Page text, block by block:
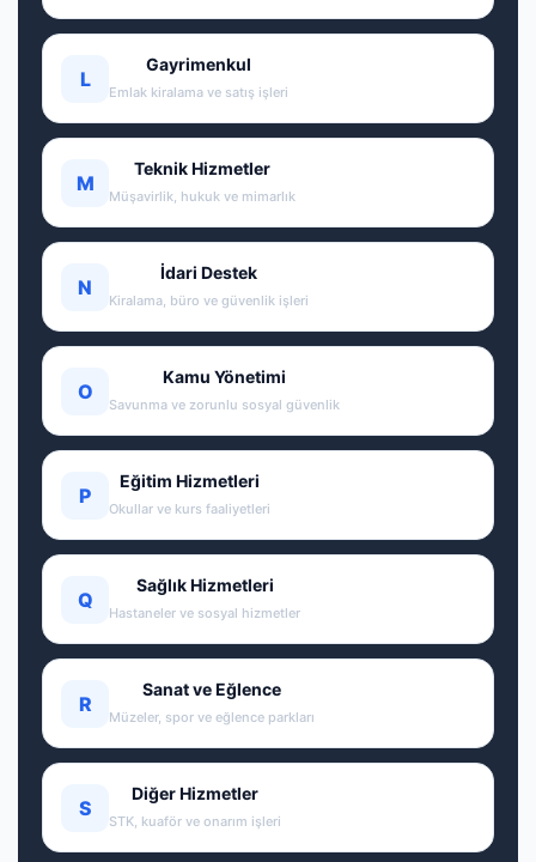
L
Gayrimenkul
Emlak kiralama ve satış işleri
M
Teknik Hizmetler
Müşavirlik, hukuk ve mimarlık
N
İdari Destek
Kiralama, büro ve güvenlik işleri
O
Kamu Yönetimi
Savunma ve zorunlu sosyal güvenlik
P
Eğitim Hizmetleri
Okullar ve kurs faaliyetleri
Q
Sağlık Hizmetleri
Hastaneler ve sosyal hizmetler
R
Sanat ve Eğlence
Müzeler, spor ve eğlence parkları
S
Diğer Hizmetler
STK, kuaför ve onarım işleri